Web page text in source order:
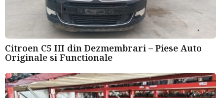
Citroen C5 III din Dezmembrari – Piese Auto
Originale si Functionale